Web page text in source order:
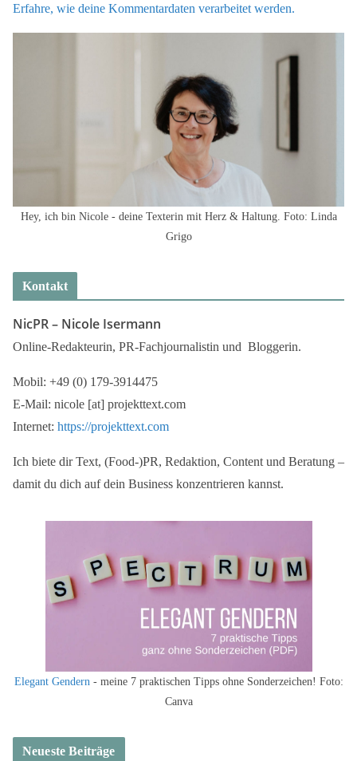
Erfahre, wie deine Kommentardaten verarbeitet werden.
Hey, ich bin Nicole - deine Texterin mit Herz & Haltung. Foto: Linda
Grigo
Kontakt
NicPR – Nicole Isermann
Online-Redakteurin, PR-Fachjournalistin und Bloggerin.
Mobil: +49 (0) 179-3914475
E-Mail: nicole [at] projekttext.com
Internet: https://projekttext.com
Ich biete dir Text, (Food-)PR, Redaktion, Content und Beratung –
damit du dich auf dein Business konzentrieren kannst.
Elegant Gendern - meine 7 praktischen Tipps ohne Sonderzeichen! Foto:
Canva
Neueste Beiträge